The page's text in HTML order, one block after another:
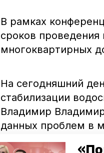
В рамках
сроков
многоквартирных
На сегодняшний
стабилизации
Владимир
данных проблем в
водоснабжение в